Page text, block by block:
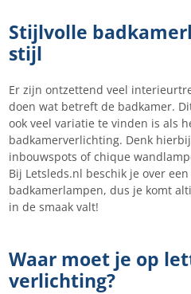
Stijlvolle
stijl
Er zijn ontzettend veel
doen wat betreft de badkamer.
ook veel variatie te vinden is als
badkamerverlichting. Denk
inbouwspots of chique
Bij Letsleds.nl beschik je over
badkamerlampen, dus je komt
in de smaak valt!
Waar moet je op
verlichting?